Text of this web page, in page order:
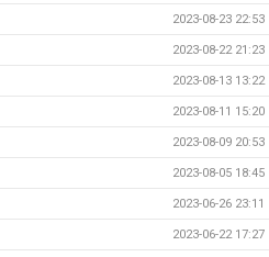
2023-08-23 22:53
2023-08-22 21:23
2023-08-13 13:22
2023-08-11 15:20
2023-08-09 20:53
2023-08-05 18:45
2023-06-26 23:11
2023-06-22 17:27